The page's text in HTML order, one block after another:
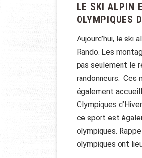
LE SKI ALPIN
OLYMPIQUES
Aujourd’hui, le ski
Rando. Les
pas seulement le
randonneurs. Ces
également
Olympiques
ce sport est
olympiques.
olympiques ont